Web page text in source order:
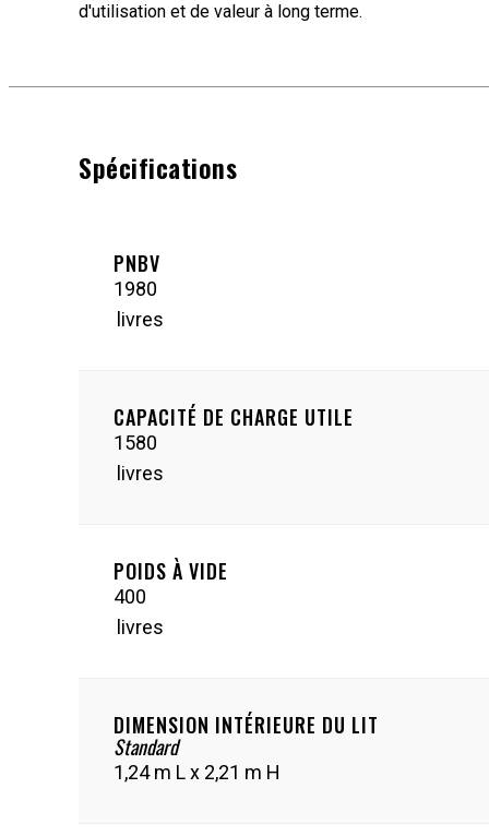
d'utilisation et de valeur à long terme.
Spécifications
PNBV
1980
livres
CAPACITÉ DE CHARGE UTILE
1580
livres
POIDS À VIDE
400
livres
DIMENSION INTÉRIEURE DU LIT
Standard
1,24 m L x 2,21 m H